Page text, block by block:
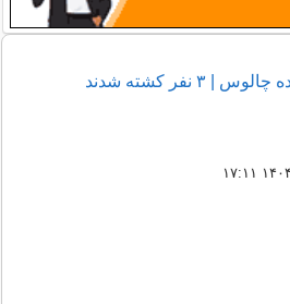
کشته شدند